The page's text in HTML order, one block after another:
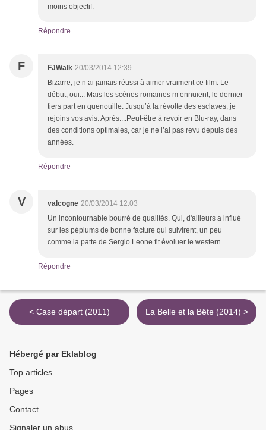
moins objectif.
Répondre
F FJWalk 20/03/2014 12:39
Bizarre, je n’ai jamais réussi à aimer vraiment ce film. Le
début, oui... Mais les scènes romaines m’ennuient, le dernier
tiers part en quenouille. Jusqu’à la révolte des esclaves, je
rejoins vos avis. Après....Peut-être à revoir en Blu-ray, dans
des conditions optimales, car je ne l’ai pas revu depuis des
années.
Répondre
V valcogne 20/03/2014 12:03
Un incontournable bourré de qualités. Qui, d'ailleurs a influé
sur les péplums de bonne facture qui suivirent, un peu
comme la patte de Sergio Leone fit évoluer le western.
Répondre
< Case départ (2011) La Belle et la Bête (2014) >
Hébergé par Eklablog
Top articles
Pages
Contact
Signaler un abus